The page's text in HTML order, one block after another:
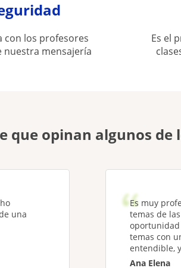
con los profesores
nuestra mensajería
Es el
que opinan algunos
una
Es muy
temas de
oportunidad
temas con
entendible,
Ana Elena